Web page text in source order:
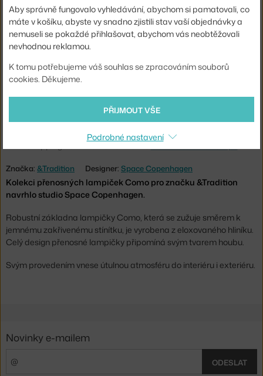
Značka: &Tradition Designer: Space Copenhagen
Kolekci přenosných lampiček Como pro značku &Tradition
navrhlo studio Space Copenhagen.
Robustní základna lampičky Como, která se zužuje směrem k
jemnému zakřivenému stínítku, je vyrobena z eloxovaného hliníku.
Celý design přenosné lampičky připomíná svým tvarem houbu.
Svým provedením vnese útulnou atmosféru do interiéru i exteriéru.
&TRADITION
4 - 6 týdnů,5 253 Kč 3 - 5 týdnů,5 253 Kč
Ste zo Slovenska? Prejdite naPrenosné lampy Como
Aby správně fungovalo vyhledávání, abychom si pamatovali, co
máte v košíku, abyste vy snadno zjistili stav vaší objednávky a
nemuseli se pokaždé přihlašovat, abychom vás neobtěžovali
nevhodnou reklamou.
K tomu potřebujeme váš souhlas se zpracováním souborů
cookies. Děkujeme.
PŘIJMOUT VŠE
Podrobné nastavení
Novinky e-mailem
ODESLAT